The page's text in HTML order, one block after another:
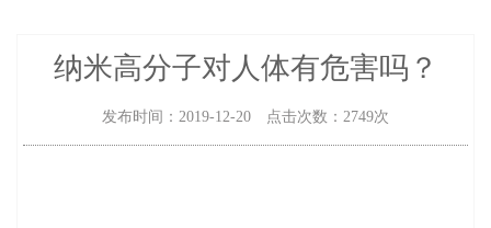
纳米高分子对人体有危害吗？
发布时间：2019-12-20 点击次数：2749次